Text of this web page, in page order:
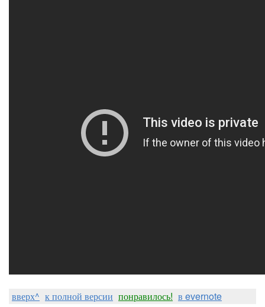
вверх^ к полной версии понравилось! в evernote